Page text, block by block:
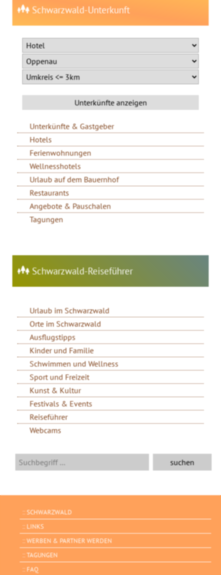
Schwarzwald-Unterkunft
Unterkünfte & Gastgeber
Hotels
Ferienwohnungen
Wellnesshotels
Urlaub auf dem Bauernhof
Restaurants
Angebote & Pauschalen
Tagungen
Schwarzwald-Reiseführer
Urlaub im Schwarzwald
Orte im Schwarzwald
Ausflugstipps
Kinder und Familie
Schwimmen und Wellness
Sport und Freizeit
Kunst & Kultur
Festivals & Events
Reiseführer
Webcams
SCHWARZWALD
LINKS
WERBEN & PARTNER WERDEN
TAGUNGEN
FAQ